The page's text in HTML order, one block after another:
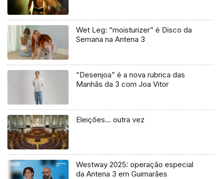
Wet Leg: “moisturizer” é Disco da
Semana na Antena 3
“Desenjoa” é a nova rubrica das
Manhãs da 3 com Joa Vitor
Eleições… outra vez
Westway 2025: operação especial
da Antena 3 em Guimarães